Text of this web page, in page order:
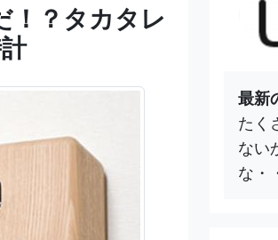
！？タカタレ
最新
たく
ない
な・